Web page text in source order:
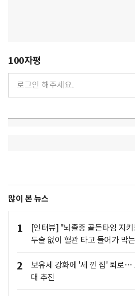
100자평
많이 본 뉴스
1
[인터뷰] "뇌졸중 골든타임 지
두술 없이 혈관 타고 들어가 막
2
보유세 강화에 '세 낀 집' 퇴로…
대 추진